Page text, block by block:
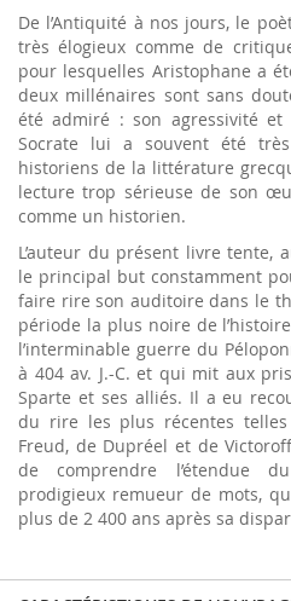
De l’Antiquité à nos jours, le
très élogieux comme de
pour lesquelles Aristophane a
deux millénaires sont sans
été admiré : son agressivité
Socrate lui a souvent été
historiens de la littérature
lecture trop sérieuse de son
comme un historien.
L’auteur du présent livre tente,
le principal but constamment
faire rire son auditoire dans le
période la plus noire de
l’interminable guerre du
à 404 av. J.-C. et qui mit aux
Sparte et ses alliés. Il a eu
du rire les plus récentes
Freud, de Dupréel et de
de comprendre l’étendue
prodigieux remueur de mots,
plus de 2 400 ans après sa